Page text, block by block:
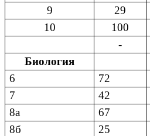
9
29
10
100
-
Биология
6
72
7
42
8а
67
8б
25